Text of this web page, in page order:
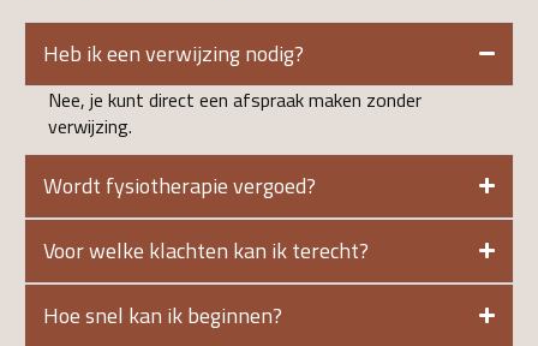
Heb ik een verwijzing nodig?
Nee, je kunt direct een afspraak maken zonder
verwijzing.
Wordt fysiotherapie vergoed?
Voor welke klachten kan ik terecht?
Hoe snel kan ik beginnen?